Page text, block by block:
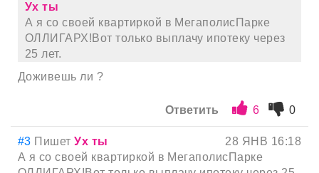
Ух ты
А я со своей квартиркой в МегаполисПарке
ОЛЛИГАРХ!Вот только выплачу ипотеку через
25 лет.
Доживешь ли ?
Ответить 6 0
#3 ПишетУх ты
28 ЯНВ 16:18
А я со своей квартиркой в МегаполисПарке